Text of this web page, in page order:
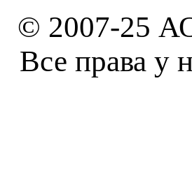
© 2007-25
Все права у